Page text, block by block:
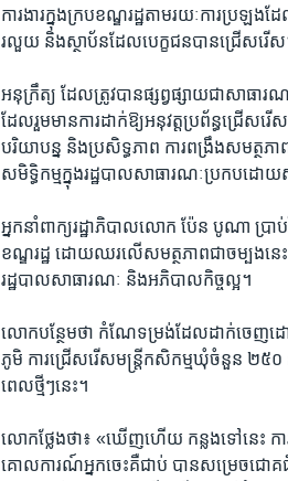
ការងារ​ក្នុង​ក្របខណ្ឌ​រដ្ឋ​តាម​រយៈ​ការ​ប្រឡ
រលួយ​ និង​ស្ថាប័ន​ដែល​បេក្ខ​ជន​បាន​ជ្រើស​រើស
អនុក្រឹត្យ​ ដែល​ត្រូវ​បាន​ផ្សព្វផ្សាយ​ជា​សាធារ
ដែល​រួមមាន​ការ​ដាក់​ឱ្យ​អនុវត្ត​ប្រព័ន្ធ​ជ្រើស​
បរិយា​បន្ន​ និង​ប្រសិទ្ធ​ភាព​ ការ​ពង្រឹង​សមត្ថ​ភា
សមិទ្ធិ​កម្ម​ក្នុង​រដ្ឋបាល​សាធារណៈ​ប្រកប​ដោ
អ្នក​នាំពាក្យ​រដ្ឋាភិបាល​លោក​ ប៉ែន បូណា​ ប្រា
ខណ្ឌ​រដ្ឋ​ ដោយ​ឈរ​លើ​សមត្ថ​ភាព​ជា​ចម្បង​នេ
រដ្ឋបាល​សាធារណៈ​ និង​អភិបាល​កិច្ច​ល្អ។​
លោក​បន្ថែម​ថា ​កំណែ​ទម្រង់​ដែល​ដាក់​ចេញ​
ភូមិ​ ការ​ជ្រើសរើស​មន្ត្រី​កសិកម្ម​ឃុំ​ចំនួន​ ២៥
ពេល​ថ្មីៗ​នេះ។​
លោក​ថ្លែង​ថា៖ ​«ឃើញ​ហើ​យ​ ​កន្លង​ទៅ​នេ
គោល​ការណ៍​អ្នក​ចេះ​គឺ​ជាប់​ បាន​សម្រេច​ជោគ